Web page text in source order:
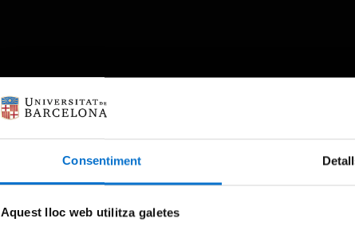
Consentiment
Aquest lloc web utilitza galetes
Something